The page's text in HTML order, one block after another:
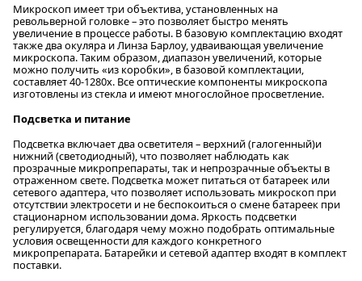
Микроскоп имеет три объектива, установленных на
револьверной головке – это позволяет быстро менять
увеличение в процессе работы. В базовую комплектацию входят
также два окуляра и Линза Барлоу, удваивающая увеличение
микроскопа. Таким образом, диапазон увеличений, которые
можно получить «из коробки», в базовой комплектации,
составляет 40-1280х. Все оптические компоненты микроскопа
изготовлены из стекла и имеют многослойное просветление.
Подсветка и питание
Подсветка включает два осветителя – верхний (галогенный)и
нижний (светодиодный), что позволяет наблюдать как
прозрачные микропрепараты, так и непрозрачные объекты в
отраженном свете. Подсветка может питаться от батареек или
сетевого адаптера, что позволяет использовать микроскоп при
отсутствии электросети и не беспокоиться о смене батареек при
стационарном использовании дома. Яркость подсветки
регулируется, благодаря чему можно подобрать оптимальные
условия освещенности для каждого конкретного
микропрепарата. Батарейки и сетевой адаптер входят в комплект
поставки.